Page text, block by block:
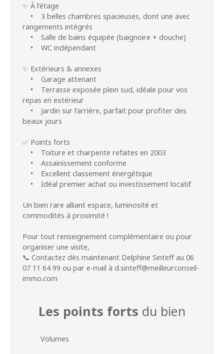
✨ À l’étage
• 3 belles chambres spacieuses, dont une avec
rangements intégrés
• Salle de bains équipée (baignoire + douche)
• WC indépendant
✨ Extérieurs & annexes
• Garage attenant
• Terrasse exposée plein sud, idéale pour vos
repas en extérieur
• Jardin sur l’arrière, parfait pour profiter des
beaux jours
✅ Points forts
• Toiture et charpente refaites en 2003
• Assainissement conforme
• Excellent classement énergétique
• Idéal premier achat ou investissement locatif
Un bien rare alliant espace, luminosité et
commodités à proximité !
Pour tout renseignement complémentaire ou pour
organiser une visite,
📞 Contactez dès maintenant Delphine Sinteff au 06
07 11 64 99 ou par e-mail à d.sinteff@meilleurconseil-
immo.com
Les points forts du bien
Volumes